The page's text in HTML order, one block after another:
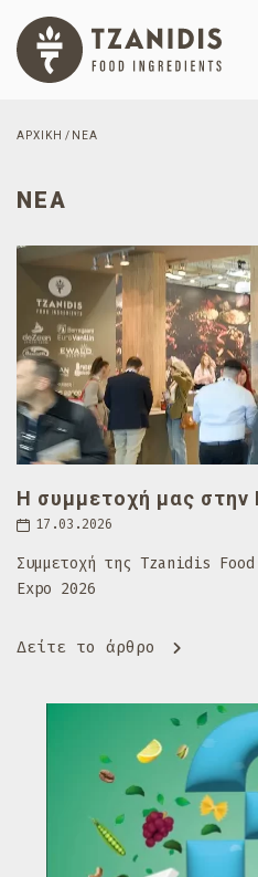
ΑΡΧΙΚΉ ΝΈΑ
ΝΈΑ
Η συμμετοχή μας στην
17.03.2026
Συμμετοχή της Tzanidis
Expo 2026
Δείτε το άρθρο